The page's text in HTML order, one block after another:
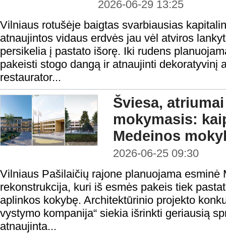
2026-06-29 13:25
Vilniaus rotušėje baigtas svarbiausias
atnaujintos vidaus erdvės jau vėl atviros
persikelia į pastato išorę. Iki rudens
pakeisti stogo dangą ir atnaujinti dekoratyvinį
restaurator...
Šviesa,
mokymasis:
Medeinos
2026-06-25 09:30
Vilniaus Pašilaičių rajone planuojama esminė
rekonstrukcija, kuri iš esmės pakeis tiek
aplinkos kokybę. Architektūrinio projekto
vystymo kompanija“ siekia išrinkti geriausią
atnaujinta...